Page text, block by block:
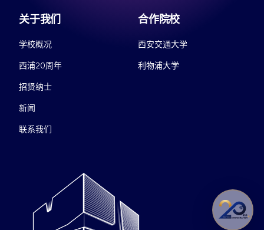
关于我们
学校概况
西浦20周年
招贤纳士
新闻
联系我们
合作院校
西安交通大学
利物浦大学